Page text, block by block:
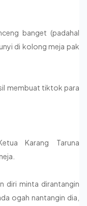
banget (padahal
di kolong meja pak
membuat tiktok para
Karang Taruna
diri minta dirantangin
ogah nantangin dia,